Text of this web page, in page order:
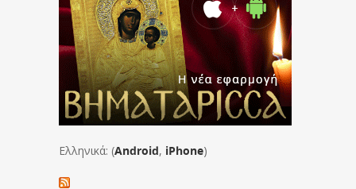
Ελληνικά: (Android, iPhone)